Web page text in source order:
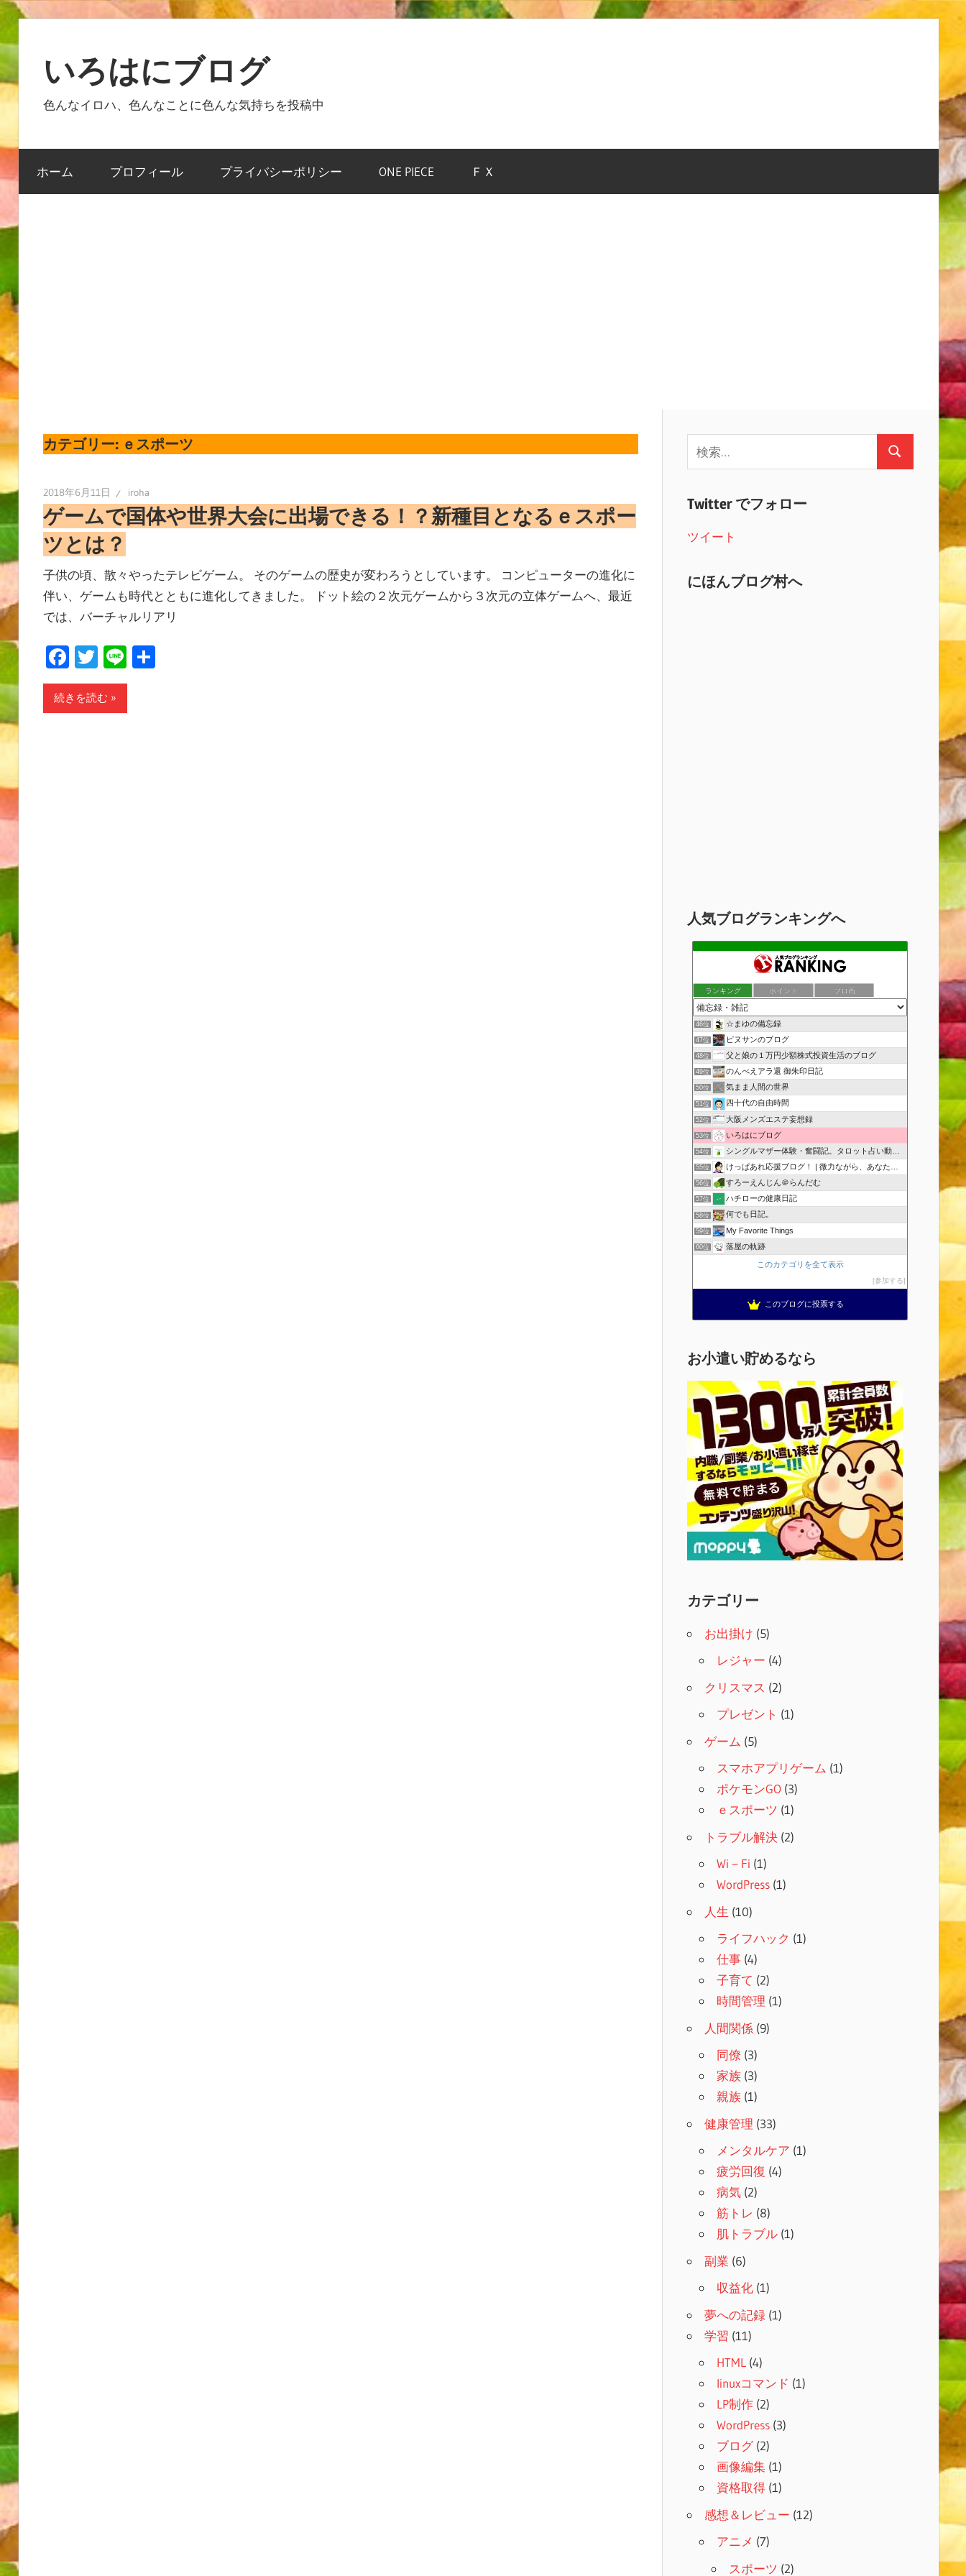
ン
ン
ス
キ
ッ
いろはにブログ
色んなイロハ、色んなことに色んな気持ちを投稿中
ホーム プロフィール プライバシーポリシー ONE PIECE ＦＸ
カテゴリー: ｅスポーツ
2018年6月11日 iroha
ゲームで国体や世界大会に出場できる！？新種目となるｅスポー
ツとは？
子供の頃、散々やったテレビゲーム。 そのゲームの歴史が変わろうとしています。 コンピューターの進化に
伴い、ゲームも時代とともに進化してきました。 ドット絵の２次元ゲームから３次元の立体ゲームへ、最近
では、バーチャルリアリ
Facebook
Twitter
Line共
続きを読む
検
Twitter でフォロー
ツイート
にほんブログ村へ
人気ブログランキングへ
ランキング ポイント ブロ画
46位 ☆まゆの備忘録
47位 ピヌサンのブログ
48位 父と娘の１万円少額株式投資生活のブログ
49位 のんべえアラ還 御朱印日記
50位 気まま人間の世界
51位 四十代の自由時間
52位 大阪メンズエステ妄想録
53位 いろはにブログ
54位 シングルマザー体験・奮闘記。タロット占い動画も配信中。
55位 けっぱあれ応援ブログ！ | 微力ながら、あなたを応援！
56位 すろーえんじん＠らんだむ
57位 ハチローの健康日記
58位 何でも日記。
59位 My Favorite Things
60位 落屋の軌跡
このカテゴリを全て表示
参加する
このブログに投票する
お小遣い貯めるなら
カテゴリー
お出掛け (5)
レジャー (4)
クリスマス (2)
プレゼント (1)
ゲーム (5)
スマホアプリゲーム (1)
ポケモンGO(3)
ｅスポーツ (1)
トラブル解決(2)
Wi－Fi (1)
WordPress(1)
人生 (10)
ライフハック (1)
仕事(4)
子育て (2)
時間管理 (1)
人間関係(9)
同僚 (3)
家族(3)
親族(1)
健康管理 (33)
メンタルケア (1)
疲労回復 (4)
病気(2)
筋トレ (8)
肌トラブル(1)
副業 (6)
収益化(1)
夢への記録(1)
学習 (11)
HTML(4)
linuxコマンド (1)
LP制作(2)
WordPress(3)
ブログ(2)
画像編集(1)
資格取得(1)
感想＆レビュー (12)
アニメ (7)
スポーツ (2)